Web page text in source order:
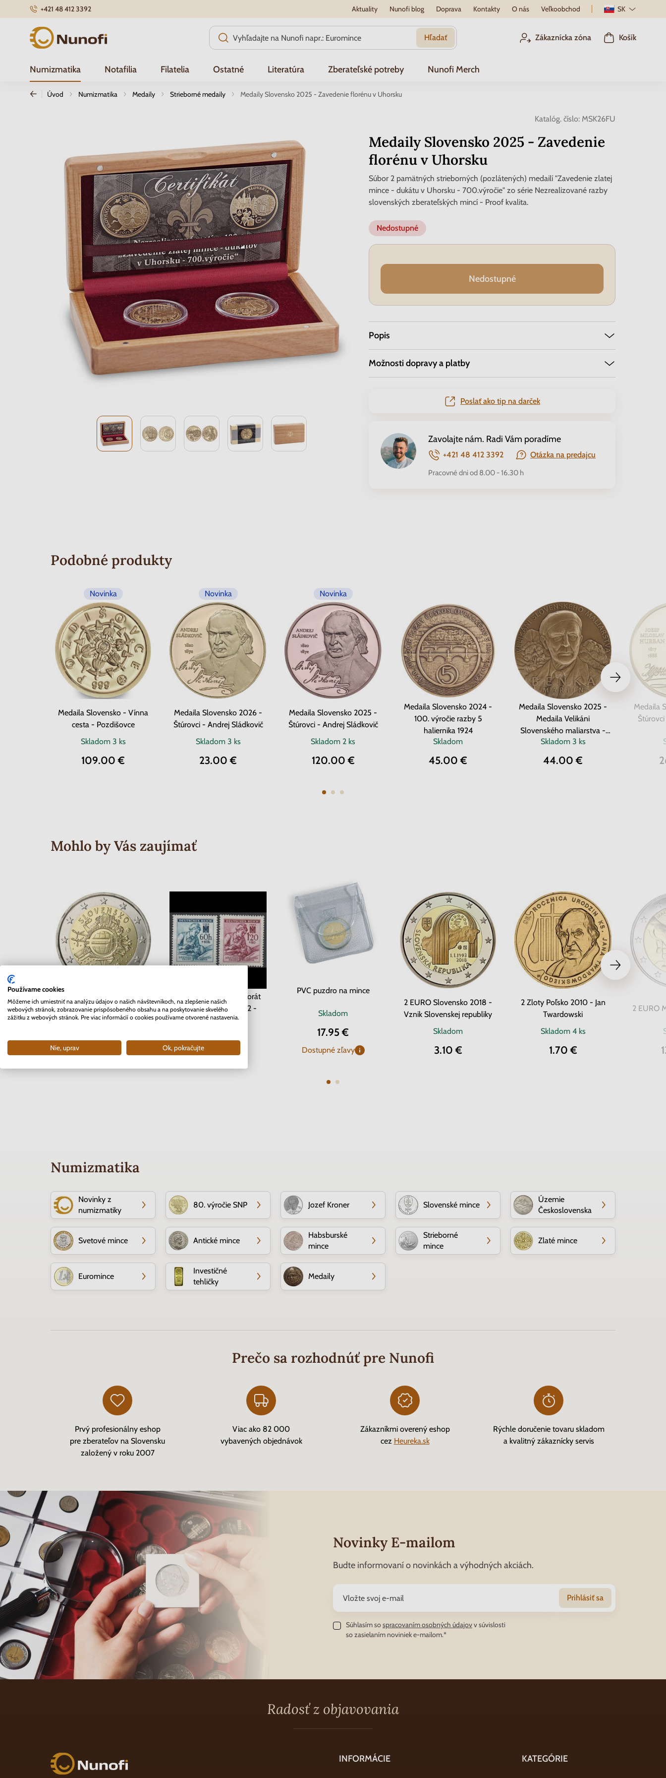
+421 48 412 3392 Aktuality Nunofi blog Doprava Kontakty O nás Veľkoobchod SK
Nunofi.sk Hľadať Zákaznícka zóna Košík
Numizmatika Notafilia Filatelia Ostatné Literatúra Zberateľské potreby Nunofi Merch
Úvod Numizmatika Medaily Strieborné medaily Medaily Slovensko 2025 - Zavedenie florénu v Uhorsku
Katalóg. číslo: MSK26FU
Medaily Slovensko 2025 - Zavedenie
florénu v Uhorsku
Súbor 2 pamätných strieborných (pozlátených) medailí "Zavedenie zlatej
mince - dukátu v Uhorsku - 700.výročie" zo série Nezrealizované razby
slovenských zberateľských mincí - Proof kvalita.
Nedostupné
Nedostupné
Popis
Možnosti dopravy a platby
Poslať ako tip na darček
Zavolajte nám. Radi Vám poradíme
+421 48 412 3392 Otázka na predajcu
Pracovné dni od 8.00 - 16.30 h
Podobné produkty
Novinka
Medaila Slovensko - Vínna
cesta - Pozdišovce
Skladom 3 ks
109.00 €
Novinka
Medaila Slovensko 2026 -
Štúrovci - Andrej Sládkovič
Skladom 3 ks
23.00 €
Novinka
Medaila Slovensko 2025 -
Štúrovci - Andrej Sládkovič
Skladom 2 ks
120.00 €
Medaila Slovensko 2024 -
100. výročie razby 5
haliernika 1924
Skladom
45.00 €
Medaila Slovensko 2025 -
Medaila Velikáni
Slovenského maliarstva -
Martin Benka (Ms)
Skladom 3 ks
44.00 €
Medaila
Štúrovci - Jozef
Mohlo by Vás zaujímať
2 EURO Slovensko 2012 -
10. rokov Euro meny
Séria známok Protektorát
Čechy a Morava 1942 -
Červený kríž
0.40 €
PVC puzdro na mince
Skladom
17.95 €
Dostupné zľavy
2 EURO Slovensko 2018 -
Vznik Slovenskej republiky
Skladom
3.10 €
2 Zloty Poľsko 2010 - Jan
Twardowski
Skladom 4 ks
1.70 €
2 EURO
Numizmatika
Novinky z
numizmatiky
80. výročie SNP Jozef Kroner Slovenské mince
Územie
Československa
Svetové mince Antické mince
Habsburské
mince
Strieborné
mince
Zlaté mince
Euromince
Investičné
tehličky
Medaily
Prečo sa rozhodnúť pre Nunofi
Prvý profesionálny eshop
pre zberateľov na Slovensku
založený v roku 2007
Viac ako 82 000
vybavených objednávok
Zákazníkmi overený eshop
cez Heureka.sk
Rýchle doručenie tovaru skladom
a kvalitný zákaznícky servis
Novinky E-mailom
Budte informovaní o novinkách a výhodných akciách.
Prihlásiť sa
Súhlasím sospracovaním osobných údajovv súvislosti
so zasielaním noviniek e-mailom.*
Radosť z objavovania
Nunofi.sk INFORMÁCIE KATEGÓRIE
Používame cookies
Môžeme ich umiestniť na analýzu údajov o našich návštevníkoch, na zlepšenie našich
webových stránok, zobrazovanie prispôsobeného obsahu a na poskytovanie skvelého
zážitku z webových stránok. Pre viac informácií o cookies používame otvorené nastavenia.
Nie, uprav Ok, pokračujte